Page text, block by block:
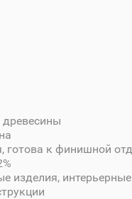
готова к финишной
изделия, интерьерные